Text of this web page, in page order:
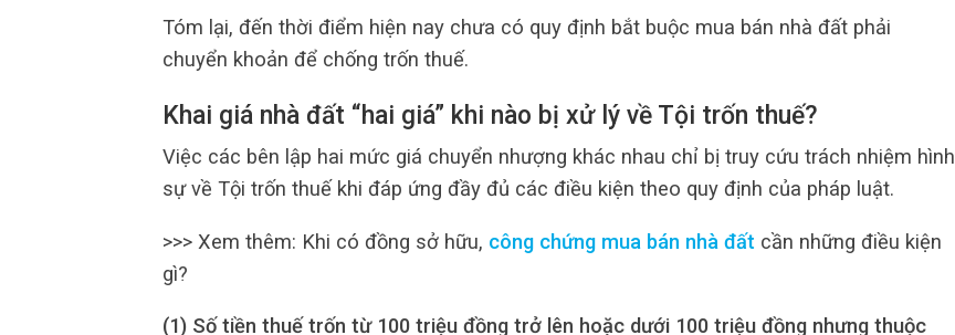
Tóm lại, đến thời điểm hiện nay chưa có quy định bắt buộc mua bán nhà đất phải
chuyển khoản để chống trốn thuế.
Khai giá nhà đất “hai giá” khi nào bị xử lý về Tội trốn thuế?
Việc các bên lập hai mức giá chuyển nhượng khác nhau chỉ bị truy cứu trách nhiệm hình
sự về Tội trốn thuế khi đáp ứng đầy đủ các điều kiện theo quy định của pháp luật.
>>> Xem thêm: Khi có đồng sở hữu, công chứng mua bán nhà đất cần những điều kiện
gì?
(1) Số tiền thuế trốn từ 100 triệu đồng trở lên hoặc dưới 100 triệu đồng nhưng thuộc